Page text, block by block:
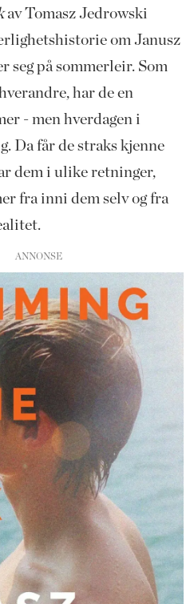
av Tomasz Jedrowski
om Janusz
seg på sommerleir. Som
har de en
- men hverdagen i
Da får de straks kjenne
dem i ulike retninger,
fra inni dem selv og fra